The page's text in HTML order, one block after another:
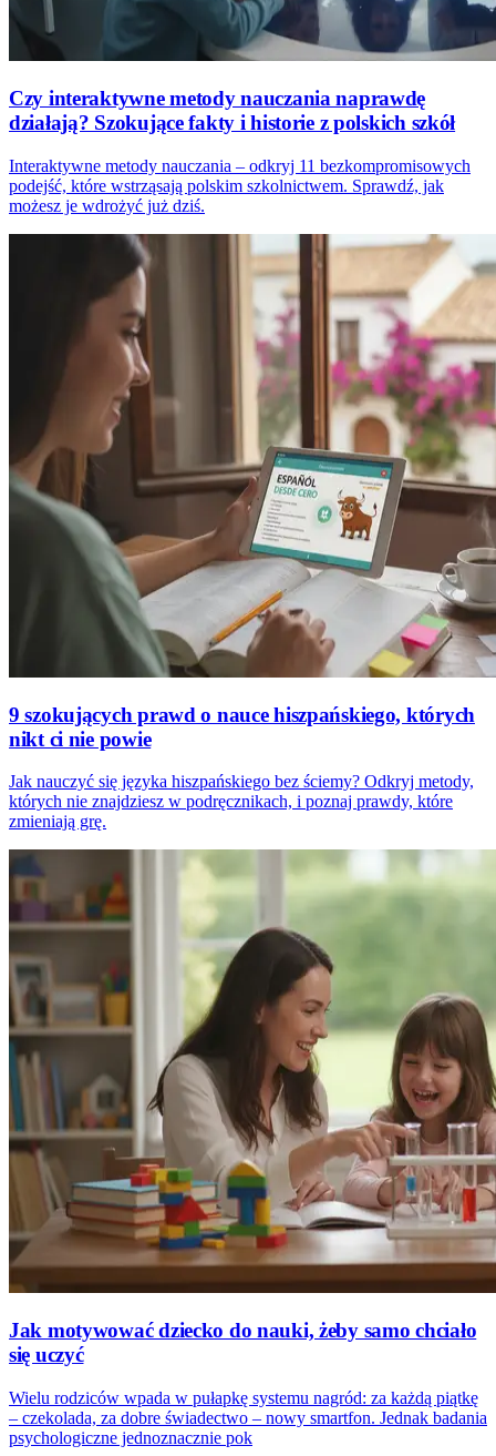
Czy interaktywne metody nauczania naprawdę
działają? Szokujące fakty i historie z polskich szkół
Interaktywne metody nauczania – odkryj 11 bezkompromisowych
podejść, które wstrząsają polskim szkolnictwem. Sprawdź, jak
możesz je wdrożyć już dziś.
9 szokujących prawd o nauce hiszpańskiego, których
nikt ci nie powie
Jak nauczyć się języka hiszpańskiego bez ściemy? Odkryj metody,
których nie znajdziesz w podręcznikach, i poznaj prawdy, które
zmieniają grę.
Jak motywować dziecko do nauki, żeby samo chciało
się uczyć
Wielu rodziców wpada w pułapkę systemu nagród: za każdą piątkę
– czekolada, za dobre świadectwo – nowy smartfon. Jednak badania
psychologiczne jednoznacznie pok